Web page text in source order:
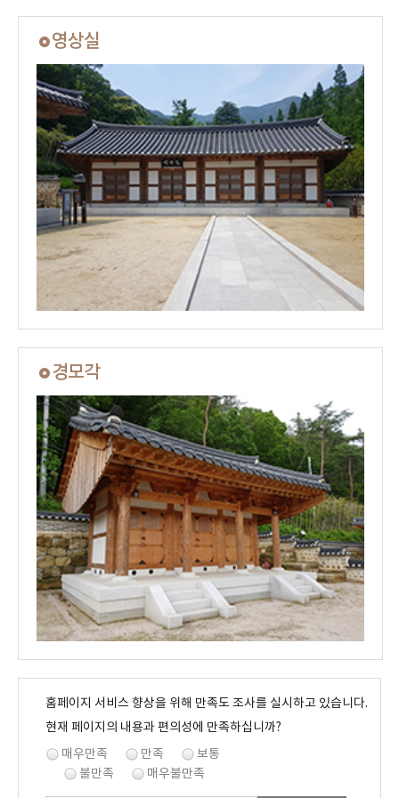
영상실
경모각
홈페이지 서비스 향상을 위해 만족도 조사를 실시하고 있습니다.
현재 페이지의 내용과 편의성에 만족하십니까?
매우만족
만족
보통
불만족
매우불만족